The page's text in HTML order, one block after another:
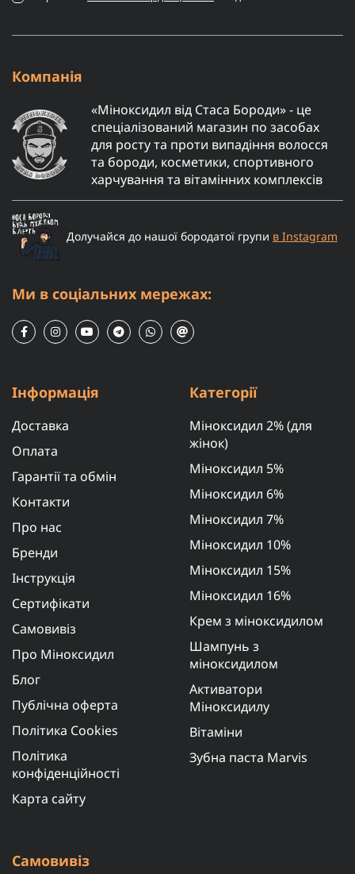
Компанія
«Міноксидил від Стаса Бороди» - це
спеціалізований магазин по засобах
для росту та проти випадіння волосся
та бороди, косметики, спортивного
харчування та вітамінних комплексів
Долучайся до нашої бородатої групи в Instagram
Ми в соціальних мережах:
Інформація
Доставка
Оплата
Гарантії та обмін
Контакти
Про нас
Бренди
Інструкція
Сертифікати
Самовивіз
Про Міноксидил
Блог
Публічна оферта
Політика Cookies
Політика
конфіденційності
Карта сайту
Категорії
Міноксидил 2% (для
жінок)
Міноксидил 5%
Міноксидил 6%
Міноксидил 7%
Міноксидил 10%
Міноксидил 15%
Міноксидил 16%
Крем з міноксидилом
Шампунь з
міноксидилом
Активатори
Міноксидилу
Вітаміни
Зубна паста Marvis
Самовивіз